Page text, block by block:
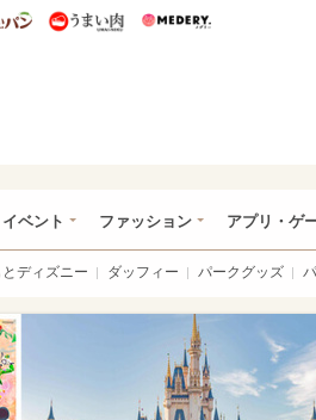
集
めし うまいパン うまい肉
ベント ファッション アプリ・ゲ
ディズニー ダッフィー パークグッズ